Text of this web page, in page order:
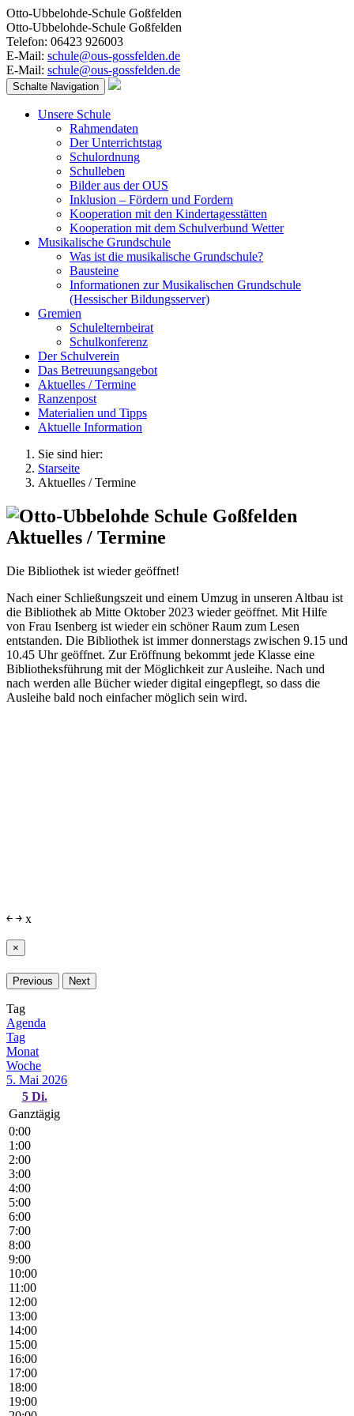
Otto-Ubbelohde-Schule Goßfelden
Otto-Ubbelohde-Schule Goßfelden
Telefon: 06423 926003
E-Mail: schule@ous-gossfelden.de
E-Mail: schule@ous-gossfelden.de
Schalte Navigation
Unsere Schule
Rahmendaten
Der Unterrichtstag
Schulordnung
Schulleben
Bilder aus der OUS
Inklusion – Fördern und Fordern
Kooperation mit den Kindertagesstätten
Kooperation mit dem Schulverbund Wetter
Musikalische Grundschule
Was ist die musikalische Grundschule?
Bausteine
Informationen zur Musikalischen Grundschule
(Hessischer Bildungsserver)
Gremien
Schulelternbeirat
Schulkonferenz
Der Schulverein
Das Betreuungsangebot
Aktuelles / Termine
Ranzenpost
Materialien und Tipps
Aktuelle Information
Sie sind hier:
Starseite
Aktuelles / Termine
Aktuelles / Termine
Die Bibliothek ist wieder geöffnet!
Nach einer Schließungszeit und einem Umzug in unseren Altbau ist
die Bibliothek ab Mitte Oktober 2023 wieder geöffnet. Mit Hilfe
von Frau Isenberg ist wieder ein schöner Raum zum Lesen
entstanden. Die Bibliothek ist immer donnerstags zwischen 9.15 und
10.45 Uhr geöffnet. Zur Eröffnung bekommt jede Klasse eine
Bibliotheksführung mit der Möglichkeit zur Ausleihe. Nach und
nach werden alle Bücher wieder digital eingepflegt, so dass die
Ausleihe bald noch einfacher möglich sein wird.
￩ ￫ x
×
Previous Next
Tag
Agenda
Tag
Monat
Woche
5. Mai 2026
5 Di.
Ganztägig
0:00
1:00
2:00
3:00
4:00
5:00
6:00
7:00
8:00
9:00
10:00
11:00
12:00
13:00
14:00
15:00
16:00
17:00
18:00
19:00